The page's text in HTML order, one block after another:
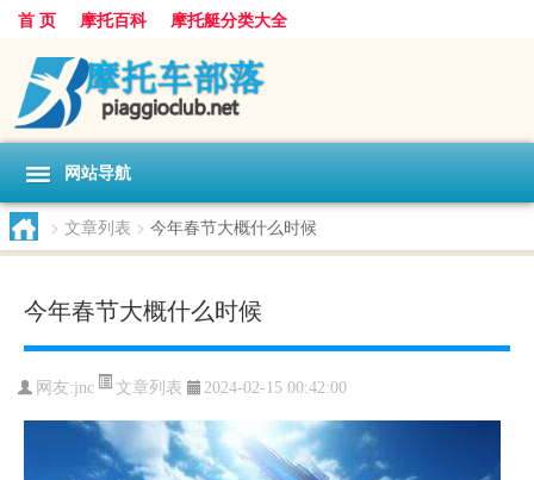
首 页 摩托百科 摩托艇分类大全
网站导航
> 文章列表 > 今年春节大概什么时候
今年春节大概什么时候
网友:jnc 文章列表 2024-02-15 00:42:00